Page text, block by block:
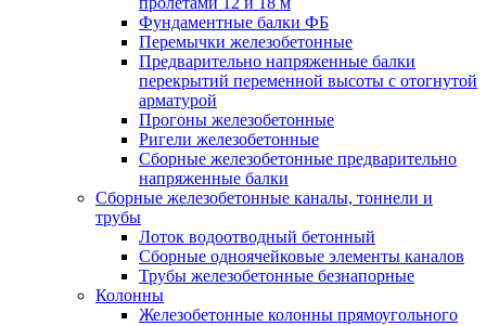
Фундаментные балки ФБ
Перемычки железобетонные
Предварительно напряженные балки
перекрытий переменной высоты с отогнутой
арматурой
Прогоны железобетонные
Ригели железобетонные
Сборные железобетонные предварительно
напряженные балки
Сборные железобетонные каналы, тоннели и
трубы
Лоток водоотводный бетонный
Сборные одноячейковые элементы каналов
Трубы железобетонные безнапорные
Колонны
Железобетонные колонны прямоугольного